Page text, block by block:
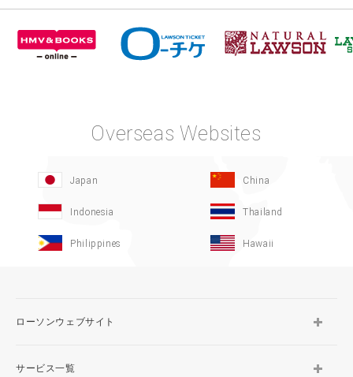
Overseas Websites
Japan China
Indonesia Thailand
Philippines Hawaii
ローソンウェブサイト
サービス一覧